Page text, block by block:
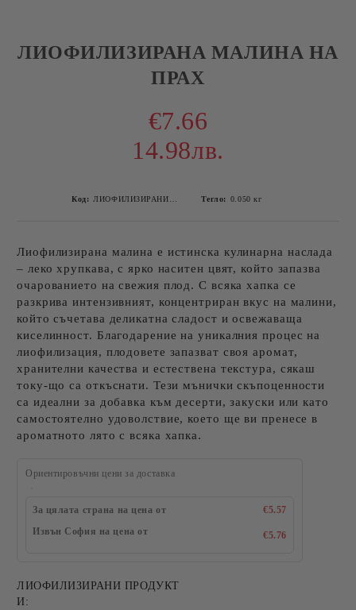
ЛИОФИЛИЗИРАНА МАЛИНА НА
ПРАХ
€7.66
14.98лв.
Код: Тегло: 0.050 кг
Лиофилизирана малина е истинска кулинарна наслада
– леко хрупкава, с ярко наситен цвят, който запазва
очарованието на свежия плод. С всяка хапка се
разкрива интензивният, концентриран вкус на малини,
който съчетава деликатна сладост и освежаваща
киселинност. Благодарение на уникалния процес на
лиофилизация, плодовете запазват своя аромат,
хранителни качества и естествена текстура, сякаш
току-що са откъснати. Тези мънички скъпоценности
са идеални за добавка към десерти, закуски или като
самостоятелно удоволствие, което ще ви пренесе в
ароматното лято с всяка хапка.
Ориентировъчни цени за доставка
За цялата страна на цена от
€5.57
Извън София на цена от
€5.76
ЛИОФИЛИЗИРАНИ ПРОДУКТ
И: